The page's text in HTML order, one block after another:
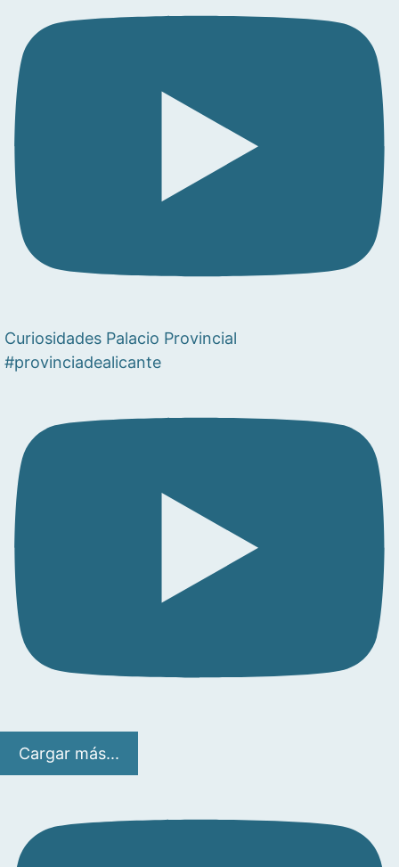
Curiosidades Palacio Provincial
#provinciadealicante
Cargar más...